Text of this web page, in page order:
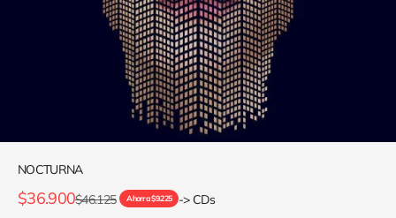
NOCTURNA
Precio de oferta
$36.900Precio normal
$46.125 Ahorra $9.225 -> CDs